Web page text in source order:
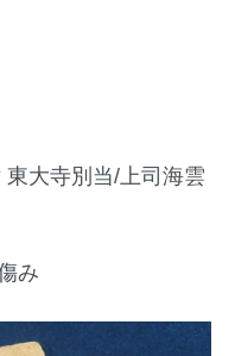
大寺別当/上司海雲
み